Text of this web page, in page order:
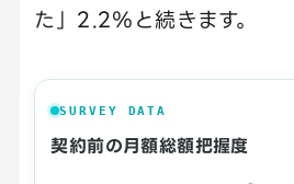
た」2.2％と続きます。
SURVEY DATA
契約前の月額総額把握度